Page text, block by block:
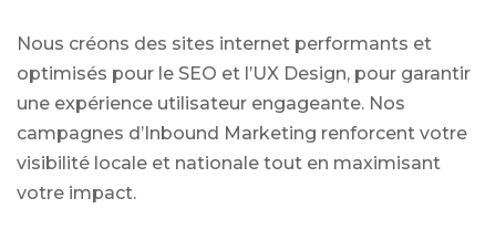
Nous créons des sites internet performants et
optimisés pour le SEO et l’UX Design, pour garantir
une expérience utilisateur engageante. Nos
campagnes d’Inbound Marketing renforcent votre
visibilité locale et nationale tout en maximisant
votre impact.